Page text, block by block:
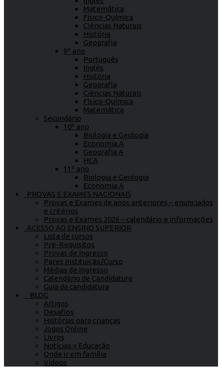
Matemática
Físico-Química
Ciências Naturais
História
Geografia
9º ano
Português
Inglês
História
Geografia
Ciências Naturais
Físico-Química
Matemática
Secundário
10º ano
Biologia e Geologia
Economia A
Geografia A
HCA
11º ano
Biologia e Geologia
Economia A
PROVAS E EXAMES NACIONAIS
Provas e Exames de anos anteriores – enunciados
e critérios
Provas e Exames 2026 – calendário e informações
ACESSO AO ENSINO SUPERIOR
Lista de cursos
Pré-Requisitos
Provas de Ingresso
Pares Instituição/Curso
Médias de Ingresso
Calendário de Candidatura
Guia da candidatura
BLOG
Artigos
Desafios
Histórias para crianças
Jogos Online
Livros
Notícias » Educação
Onde ir em família
Vídeos